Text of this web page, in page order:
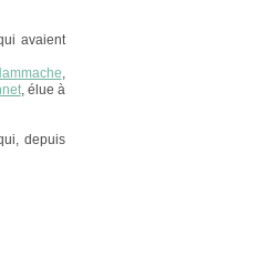
avaient
,
, élue à
depuis